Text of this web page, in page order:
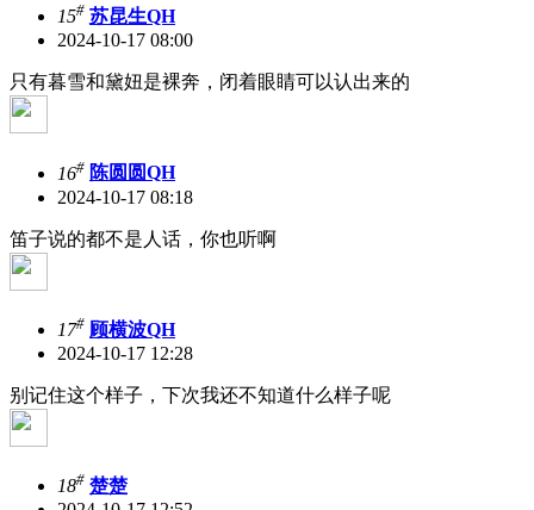
15# 苏昆生QH
2024-10-17 08:00
只有暮雪和黛妞是裸奔，闭着眼睛可以认出来的
16# 陈圆圆QH
2024-10-17 08:18
笛子说的都不是人话，你也听啊
17# 顾横波QH
2024-10-17 12:28
别记住这个样子，下次我还不知道什么样子呢
18# 楚楚